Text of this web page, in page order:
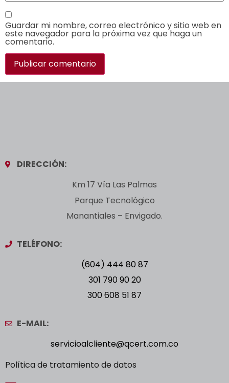
Guardar mi nombre, correo electrónico y sitio web en
este navegador para la próxima vez que haga un
comentario.
DIRECCIÓN:
Km 17 Vía Las Palmas
Parque Tecnológico
Manantiales – Envigado.
TELÉFONO:
(604) 444 80 87
301 790 90 20
300 608 51 87
E-MAIL:
servicioalcliente@qcert.com.co
Política de tratamiento de datos